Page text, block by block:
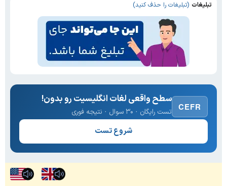
تبلیغات (تبلیغات را حذف کنید)
CEFR
سطح واقعی لغات انگلیسیت رو بدون!
تست رایگان · ۳۰ سوال · نتیجه فوری
شروع تست